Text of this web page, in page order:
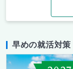
早めの就活対策